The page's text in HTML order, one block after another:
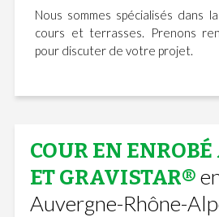
Nous sommes spécialisés dans
cours et terrasses. Prenons
pour discuter de votre projet.
COUR EN
ET GRAVISTAR®
Auvergne-Rhône-